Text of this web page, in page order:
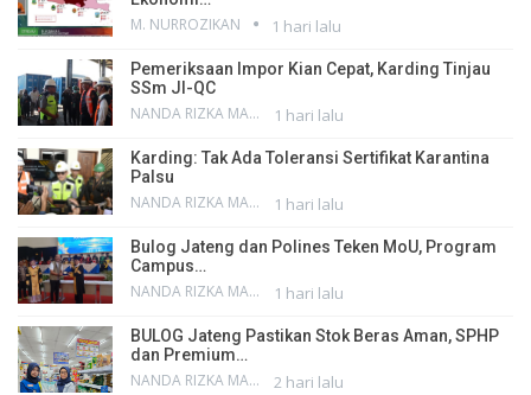
M. NURROZIKAN 1 hari lalu
Pemeriksaan Impor Kian Cepat, Karding Tinjau
SSm JI-QC
NANDA RIZKA MAHENDRA 1 hari lalu
Karding: Tak Ada Toleransi Sertifikat Karantina
Palsu
NANDA RIZKA MAHENDRA 1 hari lalu
Bulog Jateng dan Polines Teken MoU, Program
Campus…
NANDA RIZKA MAHENDRA 1 hari lalu
BULOG Jateng Pastikan Stok Beras Aman, SPHP
dan Premium…
NANDA RIZKA MAHENDRA 2 hari lalu